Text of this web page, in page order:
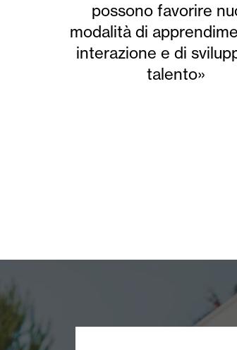
possono favorire
modalità di
interazione e di
talento»